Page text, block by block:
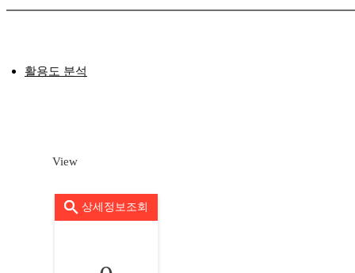
활용도 분석
View
상세정보조회